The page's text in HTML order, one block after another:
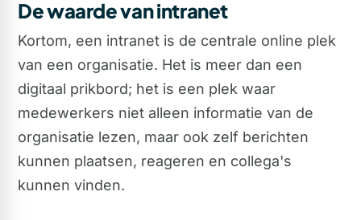
De waarde van intranet
Kortom, een intranet is de centrale online plek
van een organisatie. Het is meer dan een
digitaal prikbord; het is een plek waar
medewerkers niet alleen informatie van de
organisatie lezen, maar ook zelf berichten
kunnen plaatsen, reageren en collega's
kunnen vinden.